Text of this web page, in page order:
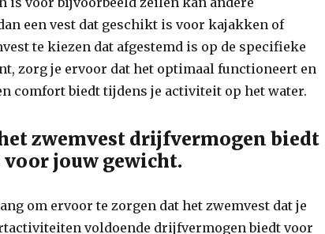
een vest dat geschikt is voor kajakken of
te kiezen dat afgestemd is op de specifieke
zorg je ervoor dat het optimaal functioneert en
comfort biedt tijdens je activiteit op het water.
zwemvest drijfvermogen biedt
jouw gewicht.
om ervoor te zorgen dat het zwemvest dat je
voldoende drijfvermogen biedt voor